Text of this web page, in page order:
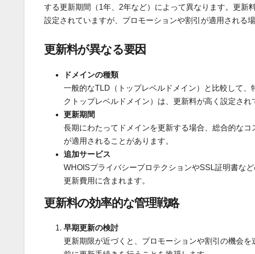
する更新期間（1年、2年など）によって異なります。更新
設定されていますが、プロモーションや割引が適用される場
更新料が異なる要因
ドメインの種類
一般的なTLD（トップレベルドメイン）と比較して
クトップレベルドメイン）は、更新料が高く設定され
更新期間
長期にわたってドメインを更新する場合、総合的な
が適用されることがあります。
追加サービス
WHOISプライバシープロテクションやSSL証明書な
更新費用に含まれます。
更新料の効率的な管理戦略
早期更新の検討
更新期限が近づくと、プロモーションや割引の機会